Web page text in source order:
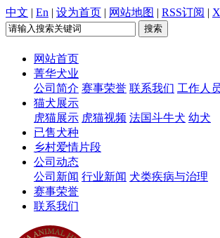
中文 | En | 设为首页 | 网站地图 | RSS订阅 |
网站首页
菁华犬业
公司简介 赛事荣誉 联系我们 工作人
猫犬展示
虎猫展示 虎猫视频 法国斗牛犬 幼犬
已售犬种
乡村爱情片段
公司动态
公司新闻 行业新闻 犬类疾病与治理
赛事荣誉
联系我们